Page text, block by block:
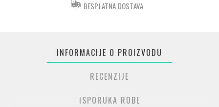
BESPLATNA DOSTAVA
INFORMACIJE O PROIZVODU
RECENZIJE
ISPORUKA ROBE